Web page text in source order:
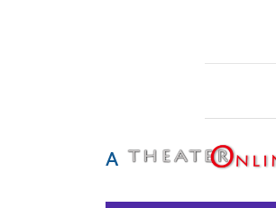
A